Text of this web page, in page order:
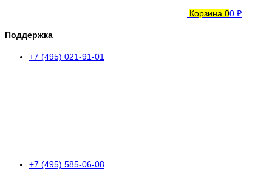
Корзина 00 ₽
Поддержка
+7 (495) 021-91-01
+7 (495) 585-06-08